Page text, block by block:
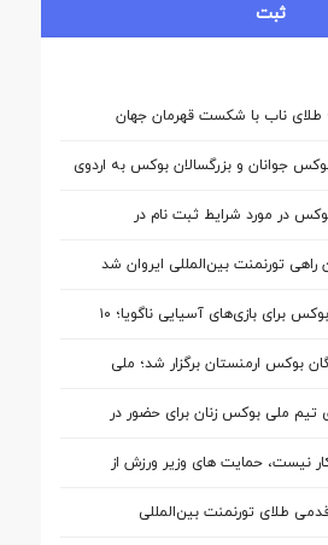
ثبت
طلای ناب با شکست قهرمان جهان
جوانان و بزرگسالان بوکس به اردوی
در مورد شرایط ثبت نام در
تورنمنت بین‌المللی ایروان شد
آغاز اردوی تیم ملی بوکس برای بازی‌های آسیایی ناگویا؛ ۱۰
بوکس ارمنستان برگزار شد؛ ملی‌
را شناختند
تیم ملی بوکس زنان برای حضور در
نیست، حمایت های وزیر ورزش از
شودطلای تورنمنت بین‌المللی
مدال برنز رسید